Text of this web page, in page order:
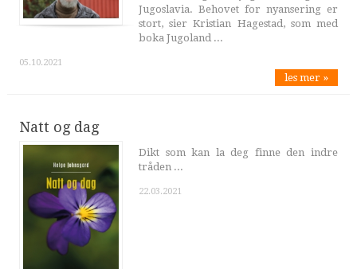
Jugoslavia. Behovet for nyansering er
stort, sier Kristian Hagestad, som med
boka Jugoland ...
05.10.2021
les mer »
Natt og dag
Dikt som kan la deg finne den indre
tråden ...
22.03.2021